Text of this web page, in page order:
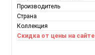
Производитель
Страна
Коллекция
Скидка от цены на сайте